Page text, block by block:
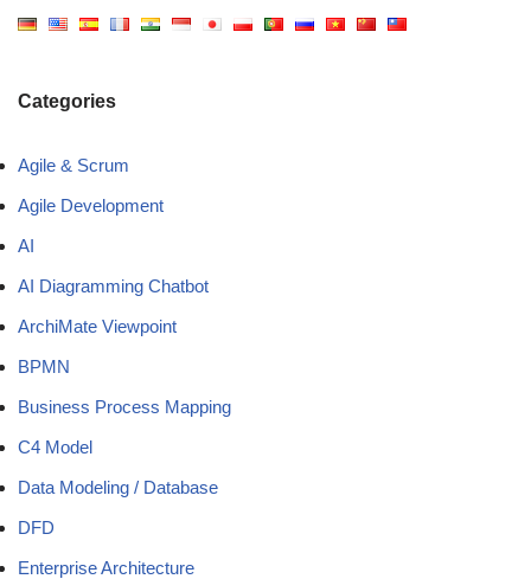
Categories
Agile & Scrum
Agile Development
AI
AI Diagramming Chatbot
ArchiMate Viewpoint
BPMN
Business Process Mapping
C4 Model
Data Modeling / Database
DFD
Enterprise Architecture